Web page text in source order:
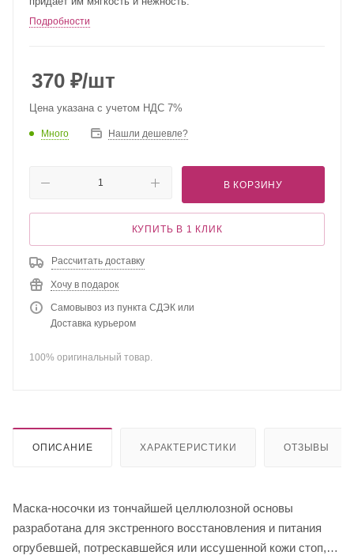
Подробности
370 ₽/шт
Цена указана с учетом НДС 7%
Много Нашли дешевле?
В КОРЗИНУ
КУПИТЬ В 1 КЛИК
Рассчитать доставку
Хочу в подарок
Самовывоз из пункта СДЭК или
Доставка курьером
100% оригинальный товар.
ОПИСАНИЕ ХАРАКТЕРИСТИКИ ОТЗЫВЫ
Маска-носочки из тончайшей целлюлозной основы
разработана для экстренного восстановления и питания
огрубевшей, потрескавшейся или иссушенной кожи стоп,